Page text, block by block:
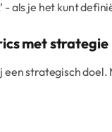
- als je het kunt
met strategie
een strategisch